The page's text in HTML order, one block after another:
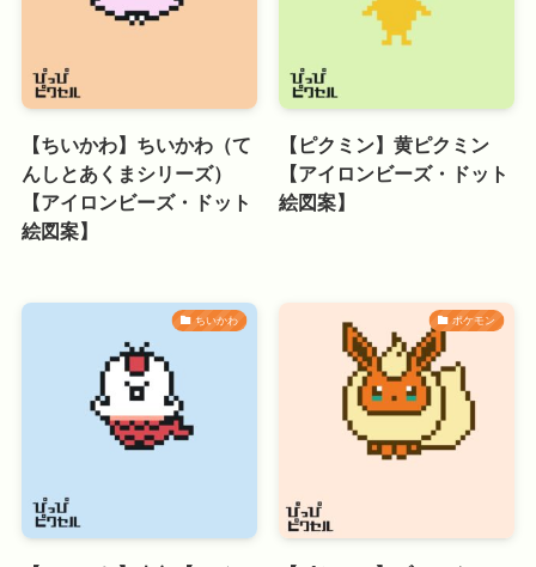
【ちいかわ】ちいかわ（て
んしとあくまシリーズ）
【アイロンビーズ・ドット
絵図案】
【ピクミン】黄ピクミン
【アイロンビーズ・ドット
絵図案】
ちいかわ ポケモン